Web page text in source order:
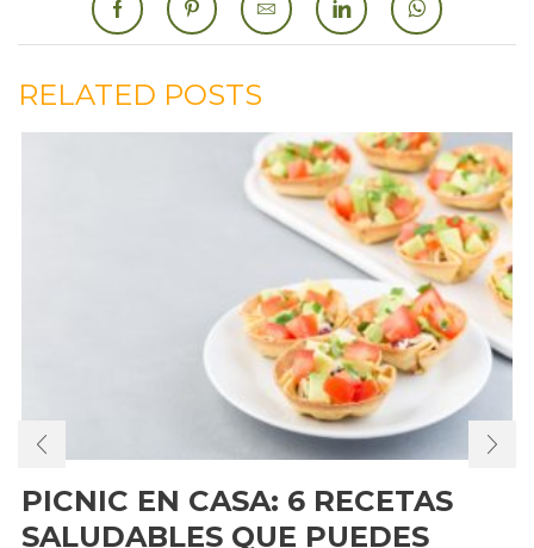
RELATED POSTS
PICNIC EN CASA: 6 RECETAS
SALUDABLES QUE PUEDES